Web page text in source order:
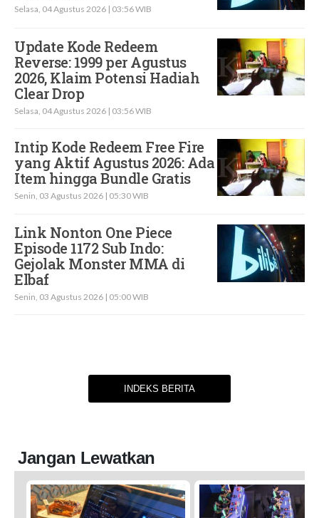
Selasa, 04 Agustus 2026 | 03:56 WIB
Update Kode Redeem
Reverse: 1999 per Agustus
2026, Klaim Potensi Hadiah
Clear Drop
Selasa, 04 Agustus 2026 | 03:56 WIB
Intip Kode Redeem Free Fire
yang Aktif Agustus 2026: Ada
Item hingga Bundle Gratis
Senin, 03 Agustus 2026 | 05:30 WIB
Link Nonton One Piece
Episode 1172 Sub Indo:
Gejolak Monster MMA di
Elbaf
Senin, 03 Agustus 2026 | 05:00 WIB
INDEKS BERITA
Jangan Lewatkan